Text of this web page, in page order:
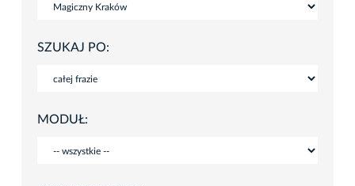
SZUKAJ PO:
MODUŁ: